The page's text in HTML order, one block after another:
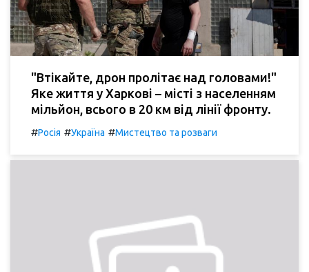
"Втікайте, дрон пролітає над головами!"
Яке життя у Харкові – місті з населенням
мільйон, всього в 20 км від лінії фронту.
#Росія #Україна #Мистецтво та розваги